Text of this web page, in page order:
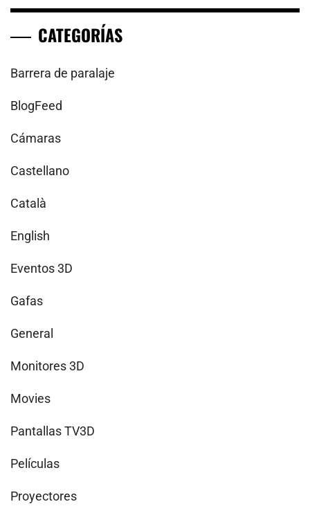
CATEGORÍAS
Barrera de paralaje
BlogFeed
Cámaras
Castellano
Català
English
Eventos 3D
Gafas
General
Monitores 3D
Movies
Pantallas TV3D
Películas
Proyectores